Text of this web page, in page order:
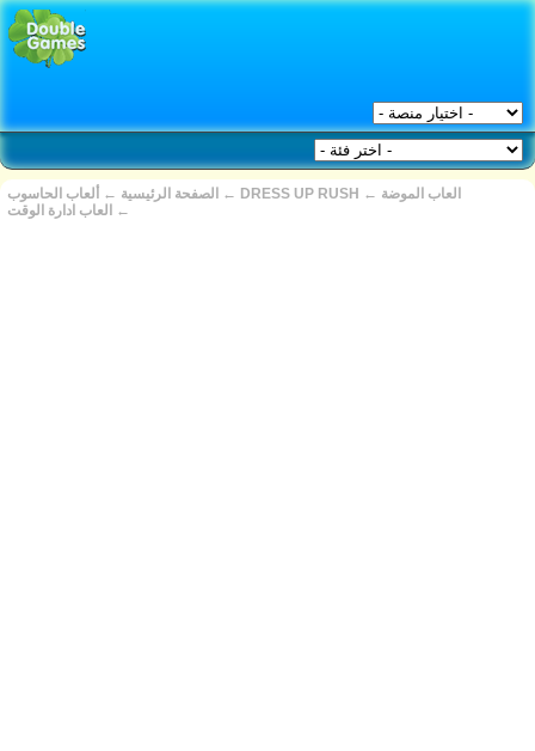
الصفحة الرئيسية ← ألعاب الحاسوب ← DRESS UP RUSH ← العاب الموضة
←
العاب ادارة الوقت